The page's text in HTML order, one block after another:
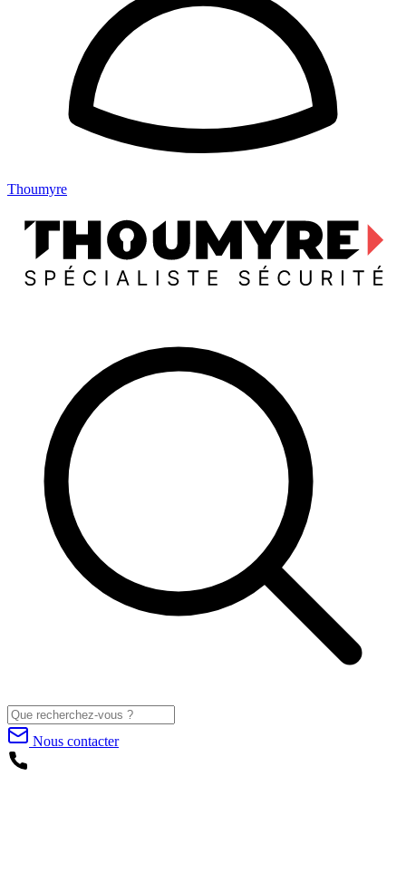
Thoumyre
Nous contacter